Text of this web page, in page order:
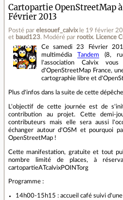
Cartopartie OpenStreetMap à
Février 2013
Posté par elesouef_calvix le 19 février
et baud123. Modéré par rootix. Licence
Ce samedi 23 Février
multimédia
Tandem (8,
l'association Calvix
d'OpenStreetMap France,
cartographie libre et
Plus d'infos dans la suite de cette
L'objectif de cette journée est de
contribution au projet. Cette demi-
contributeurs mais elle sera aussi
échanger autour d'OSM et pourquoi
OpenStreetMap !
Cette manifestation, gratuite et tout
nombre limité de places, à
cartopartieATcalvixPOINTorg
Programme :
14h00-15h15 : accueil café suivi